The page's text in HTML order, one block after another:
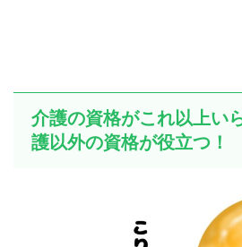
介護の資格がこれ以上い
護以外の資格が役立つ！